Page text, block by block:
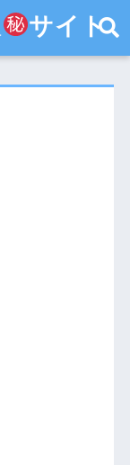
サイト